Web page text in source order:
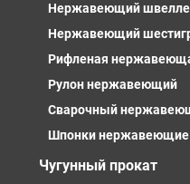
Нержавеющий
Нержавеющий
Рифленая
Рулон нержавеющий
Сварочный
Шпонки нержавеющие
Чугунный прокат